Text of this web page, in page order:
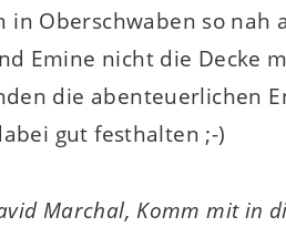
Oberschwaben so nah
Emine nicht die Decke
die abenteuerlichen
gut festhalten ;-)
Marchal, Komm mit in